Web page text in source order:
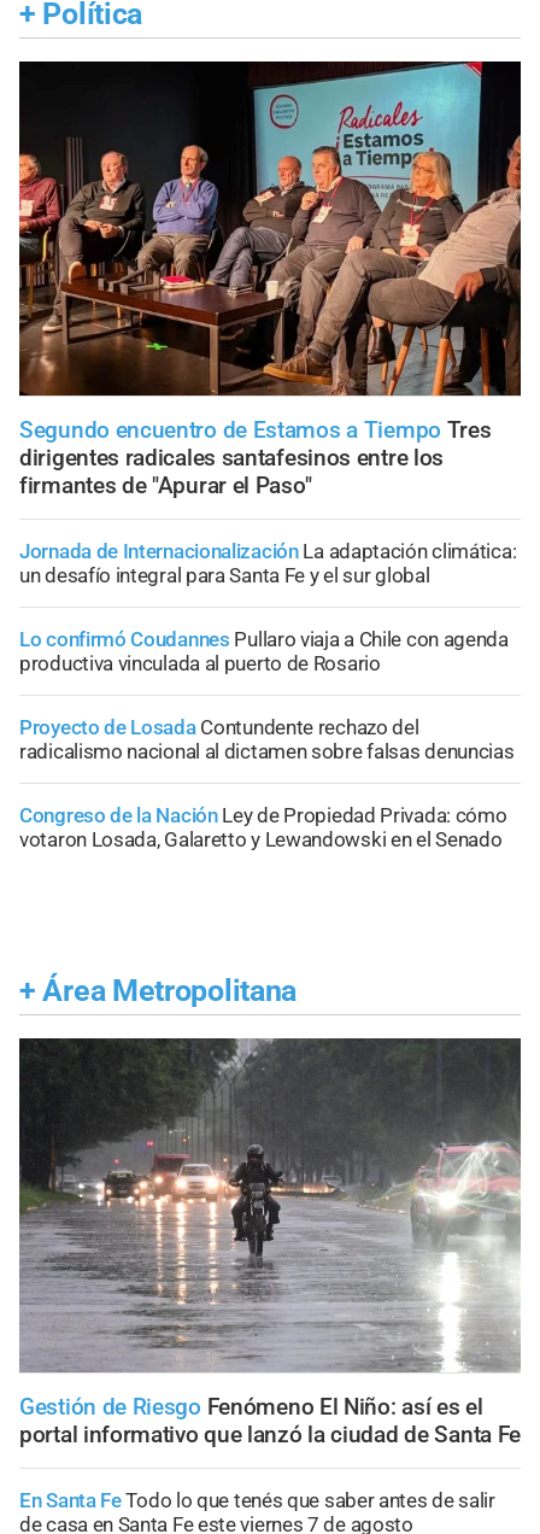
+ Política
Segundo encuentro de Estamos a Tiempo Tres
dirigentes radicales santafesinos entre los
firmantes de "Apurar el Paso"
Jornada de Internacionalización La adaptación climática:
un desafío integral para Santa Fe y el sur global
Lo confirmó Coudannes Pullaro viaja a Chile con agenda
productiva vinculada al puerto de Rosario
Proyecto de Losada Contundente rechazo del
radicalismo nacional al dictamen sobre falsas denuncias
Congreso de la Nación Ley de Propiedad Privada: cómo
votaron Losada, Galaretto y Lewandowski en el Senado
+ Área Metropolitana
Gestión de Riesgo Fenómeno El Niño: así es el
portal informativo que lanzó la ciudad de Santa Fe
En Santa FeTodo lo que tenés que saber antes de salir
de casa en Santa Fe este viernes 7 de agosto